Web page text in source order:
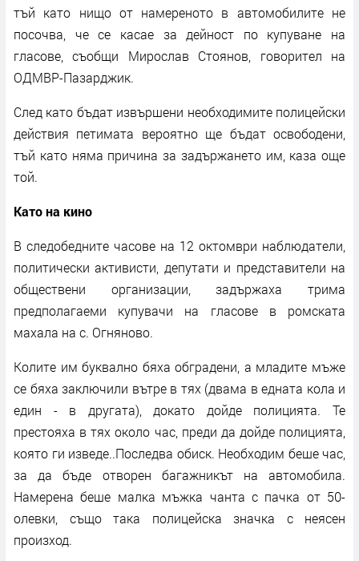
тъй като нищо от намереното в автомобилите не
посочва, че се касае за дейност по купуване на
гласове, съобщи Мирослав Стоянов, говорител на
ОДМВР-Пазарджик.
След като бъдат извършени необходимите полицейски
действия петимата вероятно ще бъдат освободени,
тъй като няма причина за задържането им, каза още
той.
Като на кино
В следобедните часове на 12 октомври наблюдатели,
политически активисти, депутати и представители на
обществени организации, задържаха трима
предполагаеми купувачи на гласове в ромската
махала на с. Огняново.
Колите им буквално бяха обградени, а младите мъже
се бяха заключили вътре в тях (двама в едната кола и
един - в другата), докато дойде полицията. Те
престояха в тях около час, преди да дойде полицията,
която ги изведе..Последва обиск. Необходим беше час,
за да бъде отворен багажникът на автомобила.
Намерена беше малка мъжка чанта с пачка от 50-
олевки, също така полицейска значка с неясен
произход.